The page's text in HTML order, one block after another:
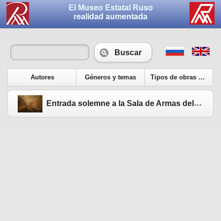
El Museo Estatal Ruso
realidad aumentada
Buscar
Autores Géneros y temas Tipos de obras de arte
Entrada solemne a la Sala de Armas del Palacio de Invierno. 1854